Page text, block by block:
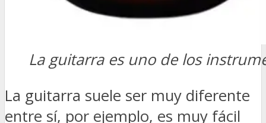
La guitarra es uno de los
La guitarra suele ser muy diferente
entre sí, por ejemplo, es muy fácil